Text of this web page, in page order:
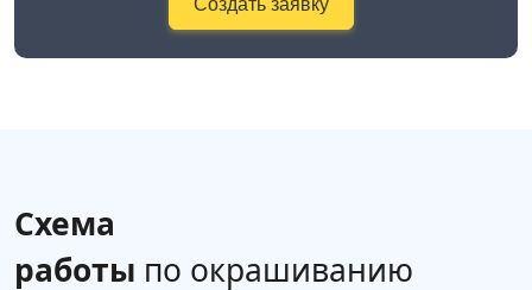
Создать заявку
Схема
работы по окрашиванию